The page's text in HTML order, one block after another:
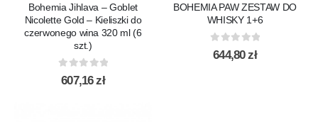
Bohemia Jihlava – Goblet
Nicolette Gold – Kieliszki do
czerwonego wina 320 ml (6
szt.)
0out of 5
607,16zł
BOHEMIA PAW ZESTAW DO
WHISKY 1+6
0out of 5
644,80zł